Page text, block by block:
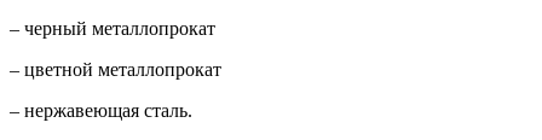
– черный металлопрокат
– цветной металлопрокат
– нержавеющая сталь.